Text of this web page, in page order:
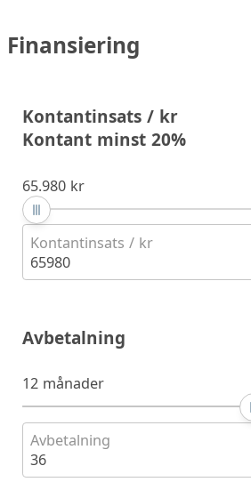
Finansiering
Kontantinsats / kr
Kontant minst 20%
65.980 kr
Kontantinsats / kr
65980
Avbetalning
12 månader
Avbetalning
36